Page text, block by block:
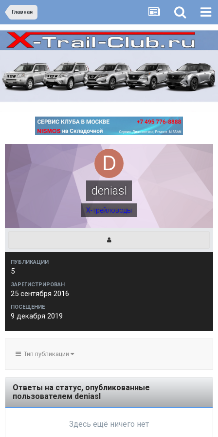
Главная
deniasl
Х-трейловоды
ПУБЛИКАЦИИ
5
ЗАРЕГИСТРИРОВАН
25 сентября 2016
ПОСЕЩЕНИЕ
9 декабря 2019
Тип публикации
Ответы на статус, опубликованные
пользователем deniasl
Здесь ещё ничего нет